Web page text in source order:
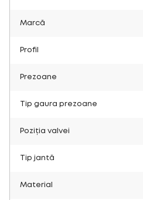
Marcă
Profil
Prezoane
Tip gaura prezoane
Poziția valvei
Tip jantă
Material